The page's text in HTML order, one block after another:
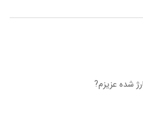
شده عزیزم?